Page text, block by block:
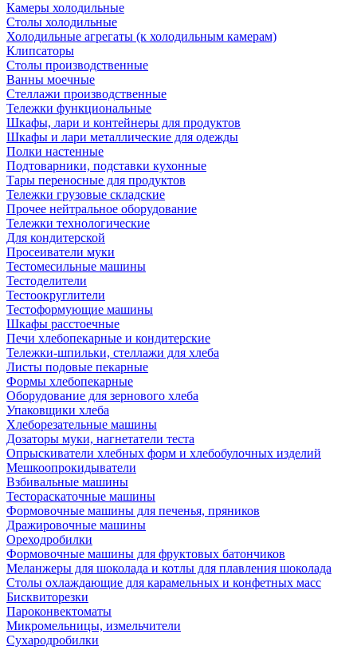
Камеры холодильные
Столы холодильные
Холодильные агрегаты (к холодильным камерам)
Клипсаторы
Столы производственные
Ванны моечные
Стеллажи производственные
Тележки функциональные
Шкафы, лари и контейнеры для продуктов
Шкафы и лари металлические для одежды
Полки настенные
Подтоварники, подставки кухонные
Тары переносные для продуктов
Тележки грузовые складские
Прочее нейтральное оборудование
Тележки технологические
Для кондитерской
Просеиватели муки
Тестомесильные машины
Тестоделители
Тестоокруглители
Тестоформующие машины
Шкафы расстоечные
Печи хлебопекарные и кондитерские
Тележки-шпильки, стеллажи для хлеба
Листы подовые пекарные
Формы хлебопекарные
Оборудование для зернового хлеба
Упаковщики хлеба
Хлеборезательные машины
Дозаторы муки, нагнетатели теста
Опрыскиватели хлебных форм и хлебобулочных изделий
Мешкоопрокидыватели
Взбивальные машины
Тестораскаточные машины
Формовочные машины для печенья, пряников
Дражировочные машины
Ореходробилки
Формовочные машины для фруктовых батончиков
Меланжеры для шоколада и котлы для плавления шоколада
Столы охлаждающие для карамельных и конфетных масс
Бисквиторезки
Пароконвектоматы
Микромельницы, измельчители
Сухародробилки